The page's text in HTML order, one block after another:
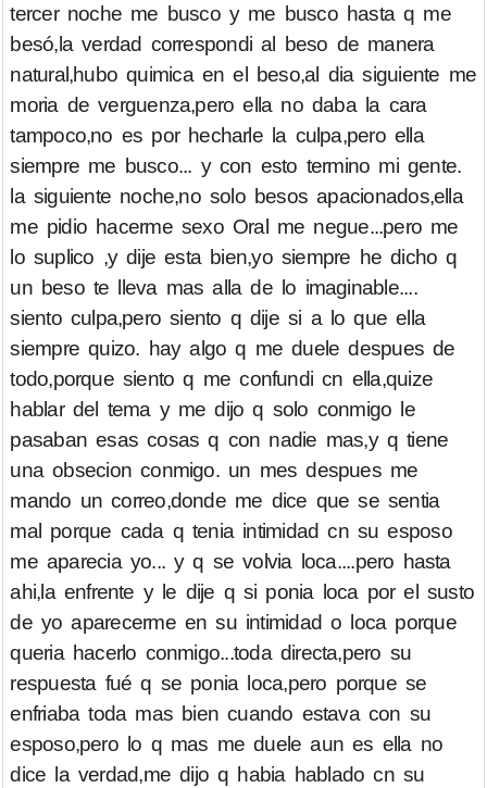
tercer noche me busco y me busco hasta q me
besó,la verdad correspondi al beso de manera
natural,hubo quimica en el beso,al dia siguiente me
moria de verguenza,pero ella no daba la cara
tampoco,no es por hecharle la culpa,pero ella
siempre me busco... y con esto termino mi gente.
la siguiente noche,no solo besos apacionados,ella
me pidio hacerme sexo Oral me negue...pero me
lo suplico ,y dije esta bien,yo siempre he dicho q
un beso te lleva mas alla de lo imaginable....
siento culpa,pero siento q dije si a lo que ella
siempre quizo. hay algo q me duele despues de
todo,porque siento q me confundi cn ella,quize
hablar del tema y me dijo q solo conmigo le
pasaban esas cosas q con nadie mas,y q tiene
una obsecion conmigo. un mes despues me
mando un correo,donde me dice que se sentia
mal porque cada q tenia intimidad cn su esposo
me aparecia yo... y q se volvia loca....pero hasta
ahi,la enfrente y le dije q si ponia loca por el susto
de yo aparecerme en su intimidad o loca porque
queria hacerlo conmigo...toda directa,pero su
respuesta fué q se ponia loca,pero porque se
enfriaba toda mas bien cuando estava con su
esposo,pero lo q mas me duele aun es ella no
dice la verdad,me dijo q habia hablado cn su